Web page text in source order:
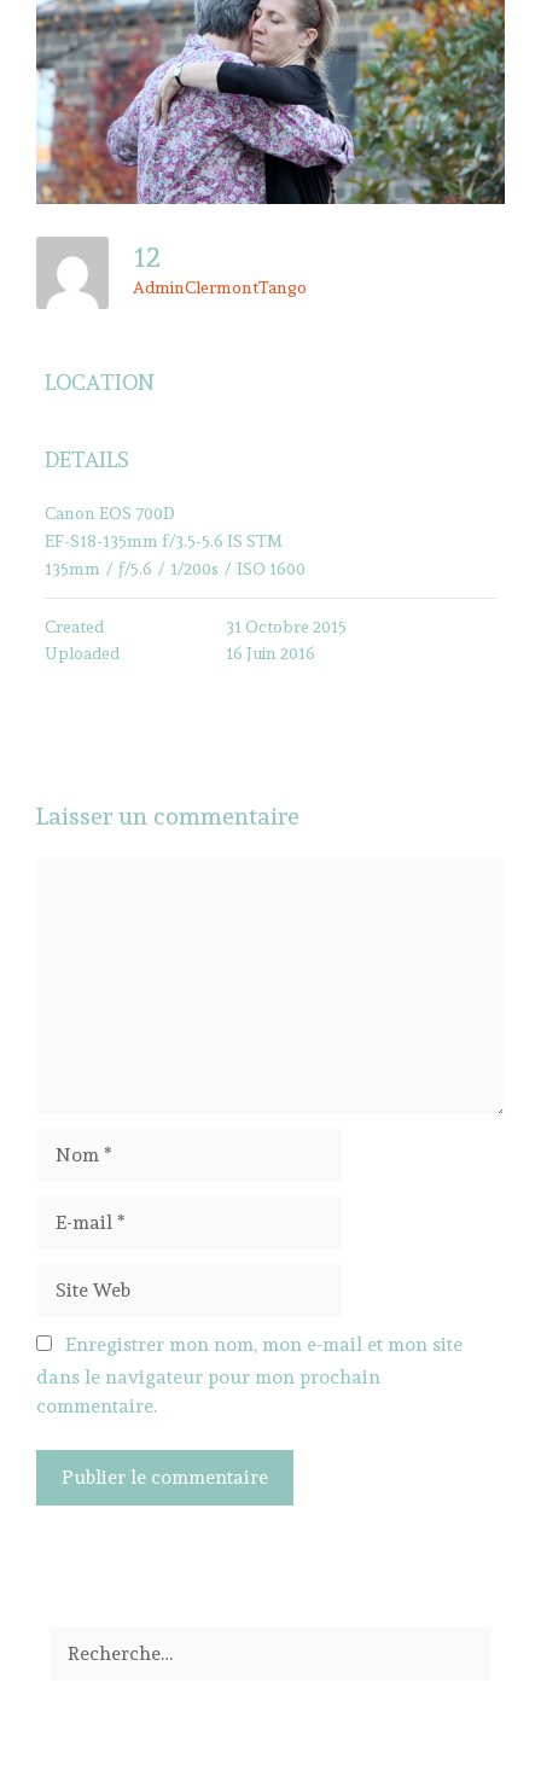
12
AdminClermontTango
LOCATION
DETAILS
Canon EOS 700D
EF-S18-135mm f/3.5-5.6 IS STM
135mm / ƒ/5.6 / 1/200s / ISO 1600
Created
31 Octobre 2015
Uploaded
16 Juin 2016
Laisser un commentaire
mail
Web
Enregistrer mon nom, mon e-mail et mon site
dans le navigateur pour mon prochain
commentaire.